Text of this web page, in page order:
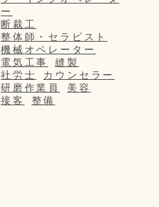
ー
断裁工
整体師・セラピスト
機械オペレーター
電気工事
縫製
社労士
カウンセラー
研磨作業員
美容
接客
整備